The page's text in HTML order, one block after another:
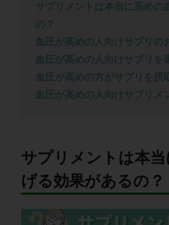
サプリメントは本当に高めの
の？
血圧が高めの人向けサプリの
血圧が高めの人向けサプリを
血圧が高めの方がサプリを摂
血圧が高めの人向けサプリメ
サプリメントは本
げる効果があるの？